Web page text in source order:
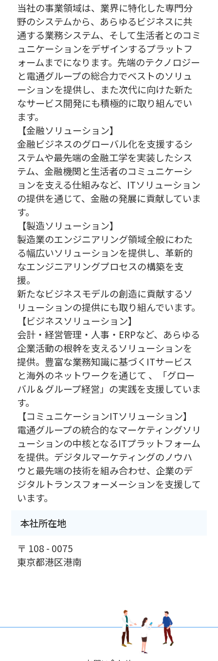
当社の事業領域は、業界に特化した専門分
野のシステムから、あらゆるビジネスに共
通する業務システム、そして生活者とのコミ
ュニケーションをデザインするプラットフ
ォームまでになります。先端のテクノロジー
と電通グループの総合力でベストのソリュ
ーションを提供し、また次代に向けた新た
なサービス開発にも積極的に取り組んでい
ます。
【金融ソリューション】
金融ビジネスのグローバル化を支援するシ
ステムや最先端の金融工学を実装したシス
テム、金融機関と生活者のコミュニケーシ
ョンを支える仕組みなど、ITソリューション
の提供を通じて、金融の発展に貢献していま
す。
【製造ソリューション】
製造業のエンジニアリング領域全般にわた
る幅広いソリューションを提供し、革新的
なエンジニアリングプロセスの構築を支
援。
新たなビジネスモデルの創造に貢献するソ
リューションの提供にも取り組んでいます。
【ビジネスソリューション】
会計・経営管理・人事・ERPなど、あらゆる
企業活動の根幹を支えるソリューションを
提供。豊富な業務知識に基づくITサービス
と海外のネットワークを通じて 、「グロー
バル＆グループ経営」の実践を支援していま
す。
【コミュニケーションITソリューション】
電通グループの統合的なマーケティングソリ
ューションの中核となるITプラットフォーム
を提供。デジタルマーケティングのノウハ
ウと最先端の技術を組み合わせ、企業のデ
ジタルトランスフォーメーションを支援して
います。
本社所在地
〒 108 - 0075
東京都港区港南